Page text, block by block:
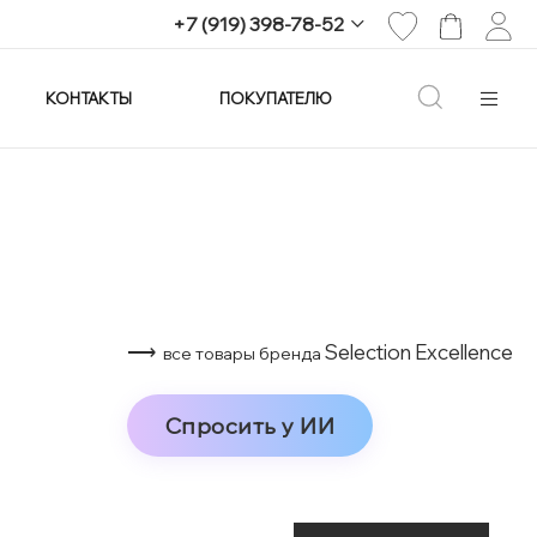
+7 (919) 398-78-52
+7 (919) 398-78-52
КОНТАКТЫ ПОКУПАТЕЛЮ
⟶ все товары бренда Selection Excellence
Спросить у ИИ